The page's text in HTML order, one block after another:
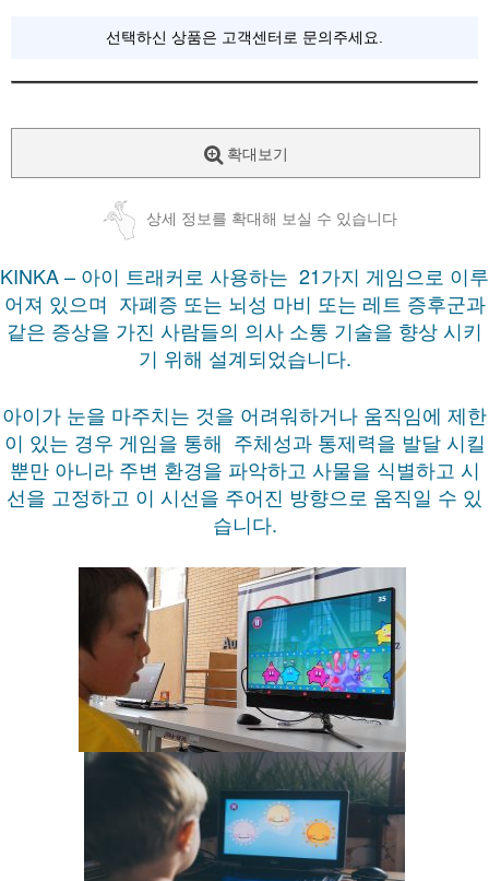
선택하신 상품은 고객센터로 문의주세요.
확대보기
상세 정보를 확대해 보실 수 있습니다
KINKA – 아이 트래커로 사용하는 21가지 게임으로 이루
어져 있으며 자폐증 또는 뇌성 마비 또는 레트 증후군과
같은 증상을 가진 사람들의 의사 소통 기술을 향상 시키
기 위해 설계되었습니다.
아이가 눈을 마주치는 것을 어려워하거나 움직임에 제한
이 있는 경우 게임을 통해 주체성과 통제력을 발달 시킬
뿐만 아니라 주변 환경을 파악하고 사물을 식별하고 시
선을 고정하고 이 시선을 주어진 방향으로 움직일 수 있
습니다.